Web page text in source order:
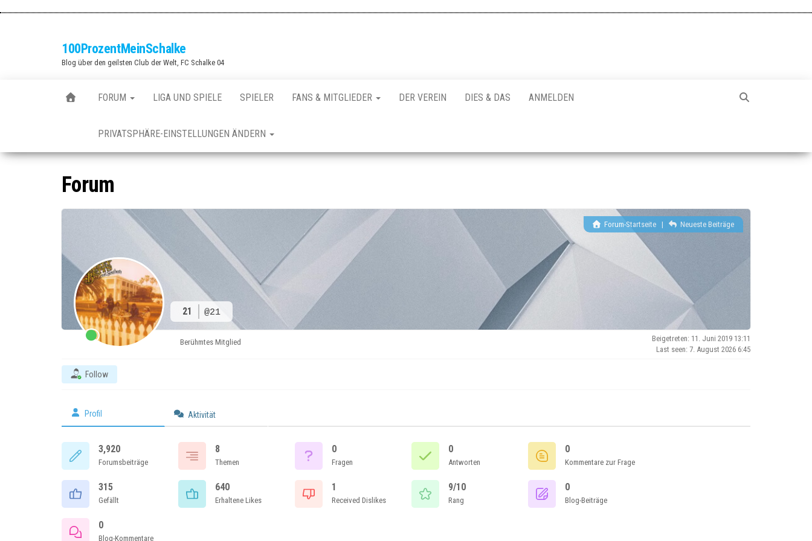
100ProzentMeinSchalke
Blog über den geilsten Club der Welt, FC Schalke 04
FORUM LIGA UND SPIELE SPIELER FANS & MITGLIEDER DER VEREIN DIES & DAS ANMELDEN
PRIVATSPHÄRE-EINSTELLUNGEN ÄNDERN
Forum
21 @21
Forum-Startseite| Neueste Beiträge
Berühmtes Mitglied
Beigetreten: 11. Juni 2019 13:11
Last seen: 7. August 2026 6:45
Follow
Profil Aktivität
3,920
Forumsbeiträge
8
Themen
0
Fragen
0
Antworten
0
Kommentare zur Frage
315
Gefällt
640
Erhaltene Likes
1
Received Dislikes
9/10
Rang
0
Blog-Beiträge
0
Blog-Kommentare